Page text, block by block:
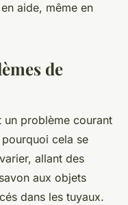
aide, même en
de
un problème courant
cela se
allant des
aux objets
dans les tuyaux.